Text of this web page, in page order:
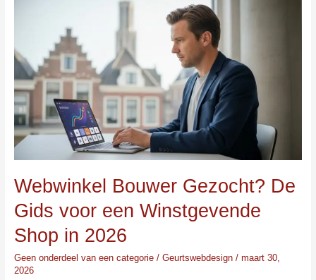
Webwinkel Bouwer Gezocht? De
Gids voor een Winstgevende
Shop in 2026
Geen onderdeel van een categorie/ Geurtswebdesign / maart 30,
2026
Gids
voor
een
Winstgevende
Shop
in
2026